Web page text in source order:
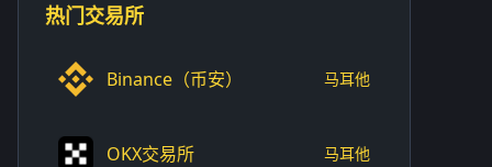
热门交易所
Binance（币安） 马耳他
OKX交易所 马耳他